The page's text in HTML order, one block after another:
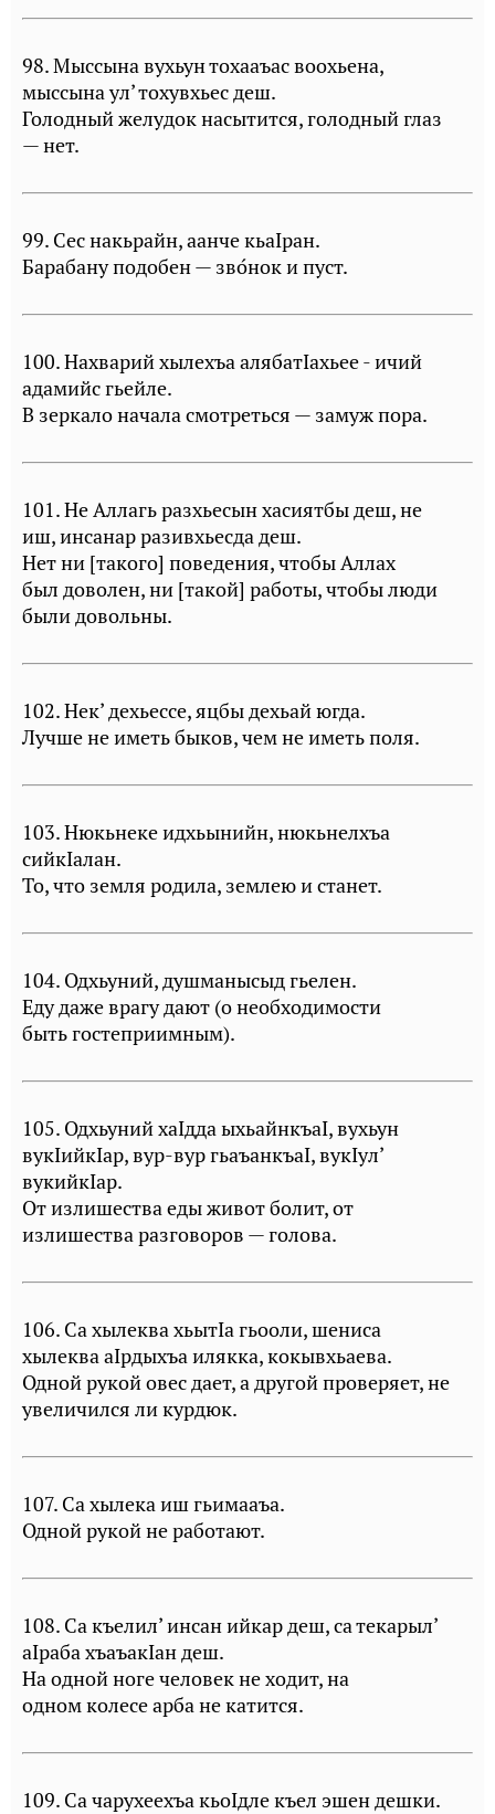
98. Мыссына вухьун тохааъас воохьена,
мыссына ул’ тохувхьес деш.
Голодный желудок насытится, голодный глаз
— нет.
99. Сес накьрайн, аанче кьаIран.
Барабану подобен — зво́нок и пуст.
100. Нахварий хылехъа алябатIахьее - ичий
адамийс гьейле.
В зеркало начала смотреться — замуж пора.
101. Не Аллагь разхьесын хасиятбы деш, не
иш, инсанар разивхьесда деш.
Нет ни [такого] поведения, чтобы Аллах
был доволен, ни [такой] работы, чтобы люди
были довольны.
102. Нек’ дехьессе, яцбы дехьай югда.
Лучше не иметь быков, чем не иметь поля.
103. Нюкьнеке идхьынийн, нюкьнелхъа
сийкIалан.
То, что земля родила, землею и станет.
104. Одхьуний, душманысыд гьелен.
Еду даже врагу дают (о необходимости
быть гостеприимным).
105. Одхьуний хаIдда ыхьайнкъаI, вухьун
вукIийкIар, вур-вур гьаъанкъаI, вукIул’
вукийкIар.
От излишества еды живот болит, от
излишества разговоров — голова.
106. Са хылеква хьытIа гьооли, шениса
хылеква аIрдыхъа илякка, кокывхьаева.
Одной рукой овес дает, а другой проверяет, не
увеличился ли курдюк.
107. Са хылека иш гьимааъа.
Одной рукой не работают.
108. Са къелил’ инсан ийкар деш, са текарыл’
аIраба хъаъакIан деш.
На одной ноге человек не ходит, на
одном колесе арба не катится.
109. Са чарухеехъа кьоIдле къел эшен дешки.